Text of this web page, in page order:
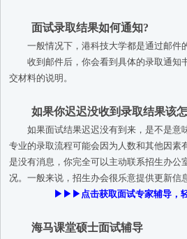
面试录取结果如何通知?
一般情况下，港科技大学都是通过邮件的
收到邮件后，你会看到具体的录取通知
交材料的说明。
如果你迟迟没收到录取结果该怎
如果面试结果迟迟没有到来，是不是意
专业的录取流程可能会因为人数和其他因素
是没有消息，你完全可以主动联系招生办公
况。一般来说，招生办会很乐意提供更新信
▶▶▶点击获取面试专家辅导，
海马课堂硕士面试辅导